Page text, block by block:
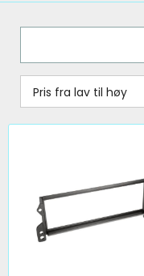
Pris fra lav til høy